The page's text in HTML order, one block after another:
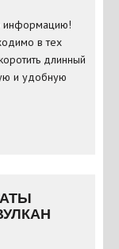
информацию!
в тех
длинный
и удобную